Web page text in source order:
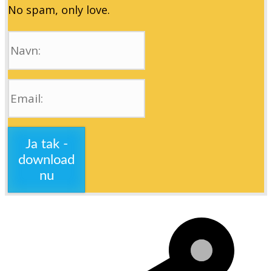
No spam, only love.
Ja tak -
download
nu